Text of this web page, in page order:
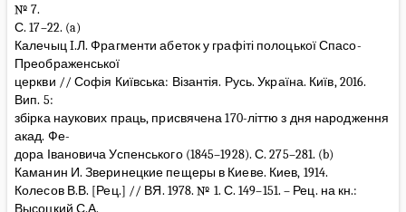
№ 7.
С. 17–22. (a)
Калечыц I.Л. Фрагменти абеток у графіті полоцької Спасо-
Преображенської
церкви // Софія Київська: Візантія. Русь. Україна. Київ, 2016.
Вип. 5:
збірка наукових праць, присвячена 170-літтю з дня народження
акад. Фе-
дора Івановича Успенського (1845–1928). С. 275–281. (b)
Каманин И. Зверинецкие пещеры в Киеве. Киев, 1914.
Колесов В.В. [Рец.] // ВЯ. 1978. № 1. С. 149–151. – Рец. на кн.:
Высоцкий С.А.